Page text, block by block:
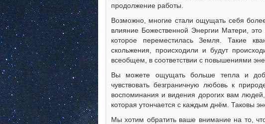
продолжение работы.
Возможно, многие стали ощущать себя
влияние Божественной Энергии Матери,
которое переместилась Земля. Такие
скольжения, происходили и будут
всеобщем, в соответствии с повышениями
Вы можете ощущать больше тепла и
чувствовать безграничную любовь к
воспоминания и видения дорогих вам
которая утончается с каждым днём. Таковы
Мы хотим обратить ваше внимание на то,